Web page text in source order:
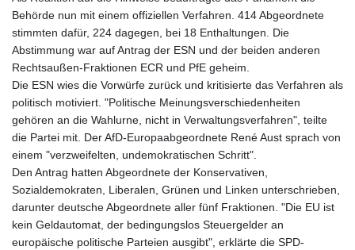
Behörde nun mit einem offiziellen Verfahren. 414 Abgeordnete
stimmten dafür, 224 dagegen, bei 18 Enthaltungen. Die
Abstimmung war auf Antrag der ESN und der beiden anderen
Rechtsaußen-Fraktionen ECR und PfE geheim.
Die ESN wies die Vorwürfe zurück und kritisierte das Verfahren als
politisch motiviert. "Politische Meinungsverschiedenheiten
gehören an die Wahlurne, nicht in Verwaltungsverfahren", teilte
die Partei mit. Der AfD-Europaabgeordnete René Aust sprach von
einem "verzweifelten, undemokratischen Schritt".
Den Antrag hatten Abgeordnete der Konservativen,
Sozialdemokraten, Liberalen, Grünen und Linken unterschrieben,
darunter deutsche Abgeordnete aller fünf Fraktionen. "Die EU ist
kein Geldautomat, der bedingungslos Steuergelder an
europäische politische Parteien ausgibt", erklärte die SPD-